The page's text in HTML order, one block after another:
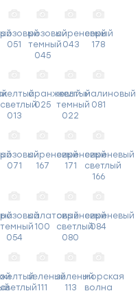
розовый
051
розовый
темный
045
сиреневый
043
серый
178
желтый
светлый
013
оранжевый
025
желтый
темный
022
малиновый
081
розовый
071
сиреневый
167
сиреневый
171
сиреневый
светлый
166
розовый
темный
054
салатовый
100
сиреневый
светлый
080
сиреневый
084
желтый
светлый
зеленый
111
зеленый
113
морская
волна